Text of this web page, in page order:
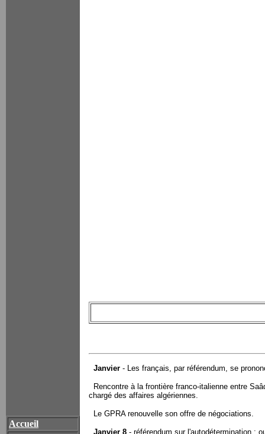
Accueil
Janvier - Les français, par référendum, se
Rencontre à la frontière franco-italienne entre
chargé des affaires algériennes.
Le GPRA renouvelle son offre de négociations.
Janvier 8 - référendum sur l'autodétermination :